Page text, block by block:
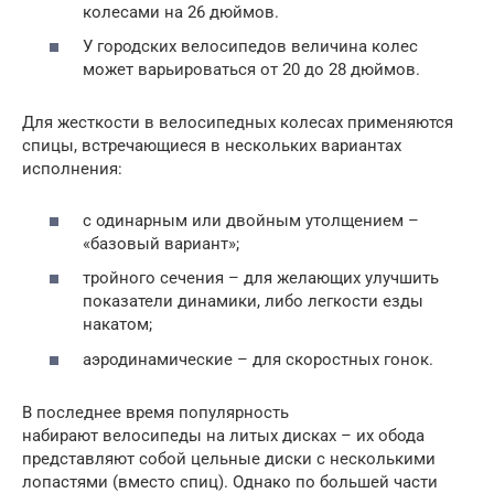
колесами на 26 дюймов.
У городских велосипедов величина колес
может варьироваться от 20 до 28 дюймов.
Для жесткости в велосипедных колесах применяются
спицы, встречающиеся в нескольких вариантах
исполнения:
с одинарным или двойным утолщением –
«базовый вариант»;
тройного сечения – для желающих улучшить
показатели динамики, либо легкости езды
накатом;
аэродинамические – для скоростных гонок.
В последнее время популярность
набирают велосипеды на литых дисках – их обода
представляют собой цельные диски с несколькими
лопастями (вместо спиц). Однако по большей части